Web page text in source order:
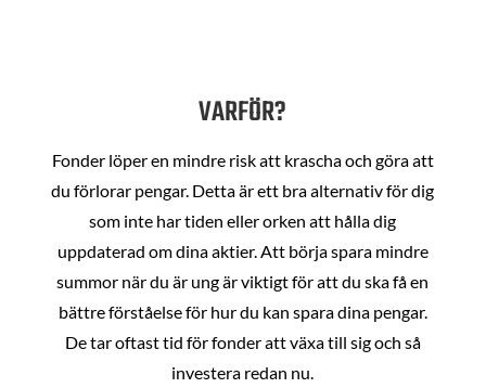
VARFÖR?
Fonder löper en mindre risk att krascha och göra att
du förlorar pengar. Detta är ett bra alternativ för dig
som inte har tiden eller orken att hålla dig
uppdaterad om dina aktier. Att börja spara mindre
summor när du är ung är viktigt för att du ska få en
bättre förståelse för hur du kan spara dina pengar.
De tar oftast tid för fonder att växa till sig och så
investera redan nu.